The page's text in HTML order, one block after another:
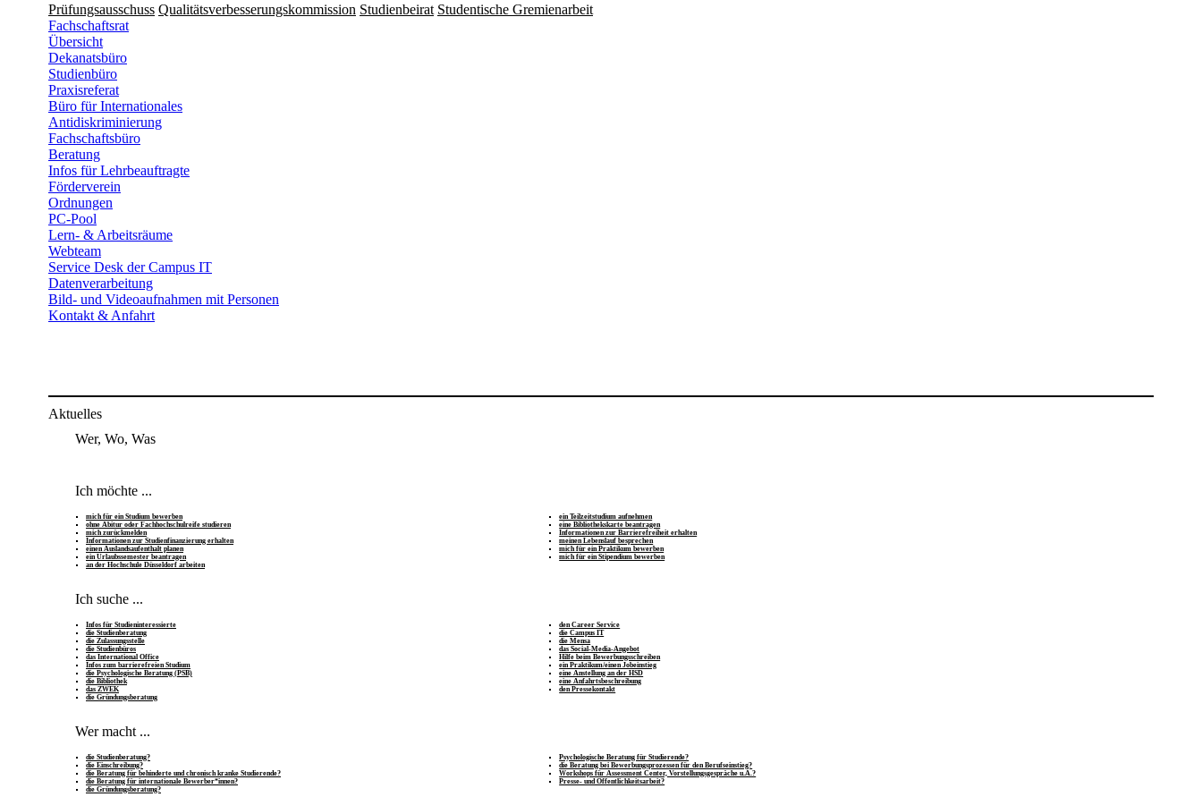
Prüfungsausschuss Qualitätsverbesserungskommission Studienbeirat Studentische Gremienarbeit
Fachschaftsrat
Übersicht
Dekanatsbüro
Studienbüro
Praxisreferat
Büro für Internationales
Antidiskriminierung
Fachschaftsbüro
Beratung
Infos für Lehrbeauftragte
Förderverein
Ordnungen
PC-Pool
Lern- & Arbeitsräume
Webteam
Service Desk der Campus IT
Datenverarbeitung
Bild- und Videoaufnahmen mit Personen
Kontakt & Anfahrt
Aktuelles
Wer, Wo, Was
Ich möchte ...
mich für ein Studium bewerben
ohne Abitur oder Fachhochschulreife studieren
mich zurückmelden
Informationen zur Studienfinanzierung erhalten
einen Auslandsaufenthalt planen
ein Urlaubssemester beantragen
an der Hochschule Düsseldorf arbeiten
ein Teilzeitstudium aufnehmen
eine Bibliothekskarte beantragen
Informationen zur Barrierefreiheit erhalten
meinen Lebenslauf besprechen
mich für ein Praktikum bewerben
mich für ein Stipendium bewerben
Ich suche ...
Infos für Studieninteressierte
die Studienberatung
die Zulassungsstelle
die Studienbüros
das International Office
Infos zum barrierefreien Studium
die Psychologische Beratung (PSB)
die Bibliothek
das ZWEK
die Gründungsberatung
den Career Service
die Campus IT
die Mensa
das Social-Media-Angebot
Hilfe beim Bewerbungsschreiben
ein Praktikum/einen Jobeinstieg
eine Anstellung an der HSD
eine Anfahrtsbeschreibung
den Pressekontakt
Wer macht ...
die Studienberatung?
die Einschreibung?
die Beratung für behinderte und chronisch kranke Studierende?
die Beratung für internationale Bewerber*innen?
die Gründungsberatung?
Psychologische Beratung für Studierende?
die Beratung bei Bewerbungsprozessen für den Berufseinstieg?
Workshops für Assessment Center, Vorstellungsgespräche u.Ä.?
Presse- und Öffentlichkeitsarbeit?